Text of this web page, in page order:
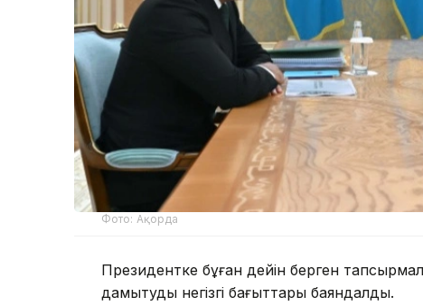
Фото: Ақорда
Президентке бұған дейін берген
дамытудың негізгі бағыттары баяндалды.